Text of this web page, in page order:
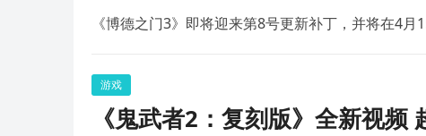
《博德之门3》即将迎来第8号更新补丁，并将在4月
游戏
《鬼武者2：复刻版》全新视频